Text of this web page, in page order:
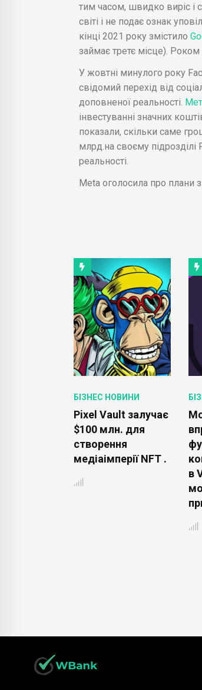
тим часом, швидко виріс і
світі і не подає ознак
кінці 2021 року змістило
займає третє місце).
У жовтні минулого року
свідомий перехід від
доповненої реальності.
інвестуванні значних
показали, скільки саме
млрд.на своєму
реальності.
Meta оголосила про плани
БІЗНЕС НОВИНИ
Pixel Vault залучає
$100 млн. для
створення
медіаімперії NFT .
в